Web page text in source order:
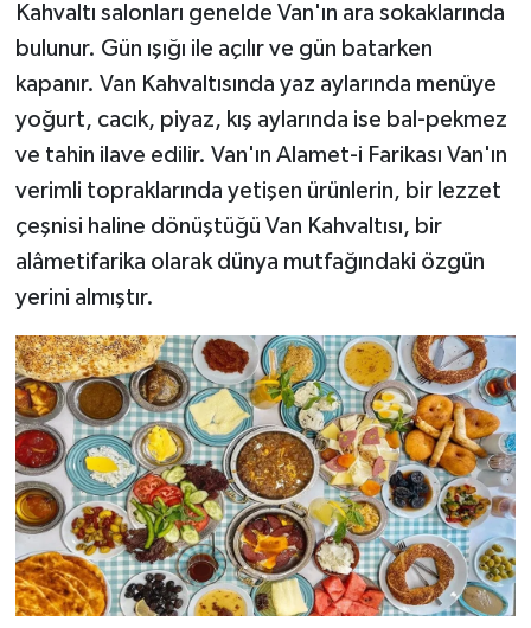
Kahvaltı salonları genelde Van'ın ara sokaklarında
bulunur. Gün ışığı ile açılır ve gün batarken
kapanır. Van Kahvaltısında yaz aylarında menüye
yoğurt, cacık, piyaz, kış aylarında ise bal-pekmez
ve tahin ilave edilir. Van'ın Alamet-i Farikası Van'ın
verimli topraklarında yetişen ürünlerin, bir lezzet
çeşnisi haline dönüştüğü Van Kahvaltısı, bir
alâmetifarika olarak dünya mutfağındaki özgün
yerini almıştır.